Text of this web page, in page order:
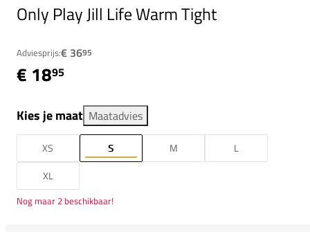
Only Play Jill Life Warm Tight
Adviesprijs:€ 3695
€ 1895
Kies je maat Maatadvies
XS S M
L
XL
Nog maar 2 beschikbaar!